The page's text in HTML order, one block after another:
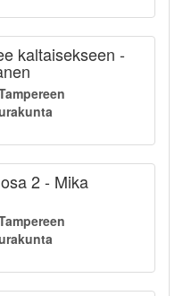
kaltaisekseen -
2 - Mika